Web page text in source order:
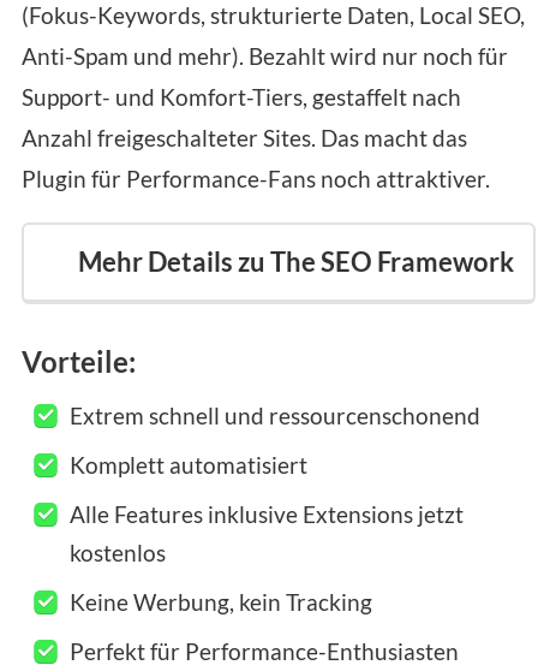
(Fokus-Keywords, strukturierte Daten, Local SEO,
Anti-Spam und mehr). Bezahlt wird nur noch für
Support- und Komfort-Tiers, gestaffelt nach
Anzahl freigeschalteter Sites. Das macht das
Plugin für Performance-Fans noch attraktiver.
Mehr Details zu The SEO Framework
Vorteile:
Extrem schnell und ressourcenschonend
Komplett automatisiert
Alle Features inklusive Extensions jetzt
kostenlos
Keine Werbung, kein Tracking
Perfekt für Performance-Enthusiasten